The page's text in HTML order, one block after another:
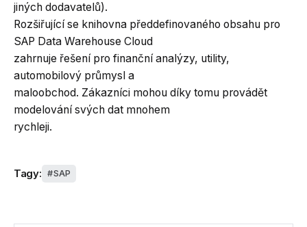
jiných dodavatelů).
Rozšiřující se knihovna předdefinovaného obsahu pro
SAP Data Warehouse Cloud
zahrnuje řešení pro finanční analýzy, utility,
automobilový průmysl a
maloobchod. Zákazníci mohou díky tomu provádět
modelování svých dat mnohem
rychleji.
Tagy: SAP